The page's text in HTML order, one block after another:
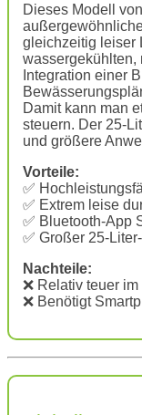
Dieses Modell
gleichzeitig leiser
wassergekühlten,
Integration einer
Damit kann man
steuern. Der 25-
und größere
Vorteile:
✅
✅ Extrem leise
✅ Bluetooth-App
✅ Großer 25-
Nachteile:
❌ Relativ teuer
❌ Benötigt